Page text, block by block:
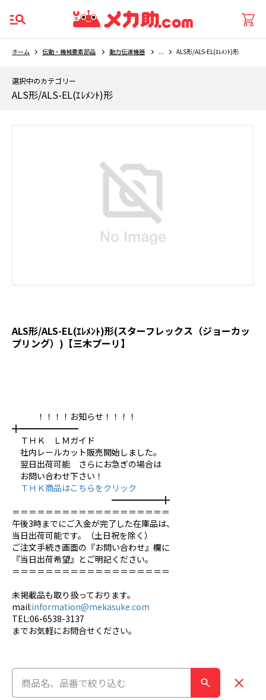
ホーム 伝動・機械要素部品 動力伝達機器 ... ALS形/ALS-EL(ｴﾚﾒﾝﾄ)形
選択中のカテゴリー
ALS形/ALS-EL(ｴﾚﾒﾝﾄ)形
ALS形/ALS-EL(ｴﾚﾒﾝﾄ)形(スターフレックス（ジョーカッ
プリング）)【三木プーリ】
！！！！お知らせ！！！！
╋━━━━━━━
ＴＨＫ ＬＭガイド
社内レールカット販売開始しました。
翌日出荷可能 さらにお急ぎの場合は
お問い合わせ下さい！
ＴＨＫ商品はこちらをクリック
━━━━━━╋
＝＝＝＝＝＝＝＝＝＝＝＝＝＝＝＝＝＝＝
午後3時までにご入金が完了した在庫品は、
当日出荷可能です。（土日祝を除く）
ご注文手続き画面の『お問い合わせ』欄に
『当日出荷希望』とご明記ください。
＝＝＝＝＝＝＝＝＝＝＝＝＝＝＝＝＝＝＝
未掲載品も取り扱っております。
mail:information@mekasuke.com
TEL:06-6538-3137
までお気軽にお問合せください。